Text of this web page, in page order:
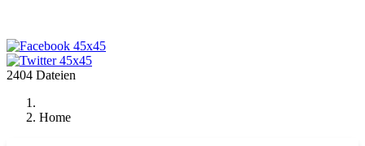
2404 Dateien
Home